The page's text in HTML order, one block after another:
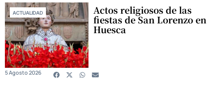
ACTUALIDAD Actos religiosos de las
fiestas de San Lorenzo en
Huesca
5 Agosto 2026